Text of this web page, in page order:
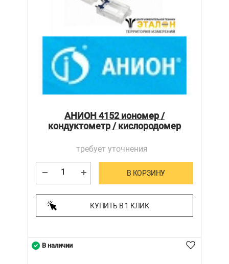
АНИОН 4152 иономер /
кондуктометр / кислородомер
требует уточнения
В КОРЗИНУ
КУПИТЬ В 1 КЛИК
В наличии